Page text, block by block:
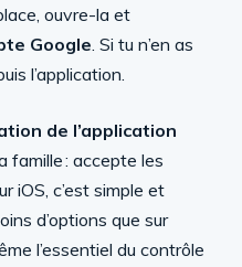
ouvre-la et
Google. Si tu n’en as
l’application.
de l’application
famille : accepte les
iOS, c’est simple et
d’options que sur
l’essentiel du contrôle